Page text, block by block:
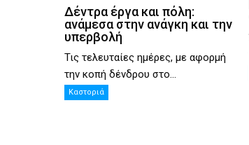
Δέντρα έργα και πόλη:
ανάμεσα στην ανάγκη και την
υπερβολή
Τις τελευταίες ημέρες, με αφορμή
την κοπή δένδρου στο...
Καστοριά